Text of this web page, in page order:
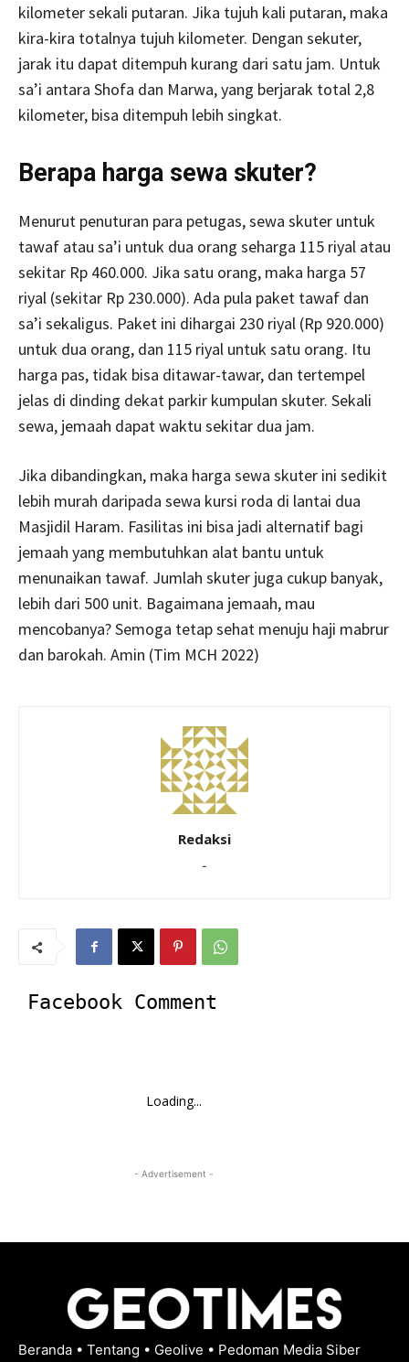
kilometer sekali putaran. Jika tujuh kali putaran, maka
kira-kira totalnya tujuh kilometer. Dengan sekuter,
jarak itu dapat ditempuh kurang dari satu jam. Untuk
sa’i antara Shofa dan Marwa, yang berjarak total 2,8
kilometer, bisa ditempuh lebih singkat.
Berapa harga sewa skuter?
Menurut penuturan para petugas, sewa skuter untuk
tawaf atau sa’i untuk dua orang seharga 115 riyal atau
sekitar Rp 460.000. Jika satu orang, maka harga 57
riyal (sekitar Rp 230.000). Ada pula paket tawaf dan
sa’i sekaligus. Paket ini dihargai 230 riyal (Rp 920.000)
untuk dua orang, dan 115 riyal untuk satu orang. Itu
harga pas, tidak bisa ditawar-tawar, dan tertempel
jelas di dinding dekat parkir kumpulan skuter. Sekali
sewa, jemaah dapat waktu sekitar dua jam.
Jika dibandingkan, maka harga sewa skuter ini sedikit
lebih murah daripada sewa kursi roda di lantai dua
Masjidil Haram. Fasilitas ini bisa jadi alternatif bagi
jemaah yang membutuhkan alat bantu untuk
menunaikan tawaf. Jumlah skuter juga cukup banyak,
lebih dari 500 unit. Bagaimana jemaah, mau
mencobanya? Semoga tetap sehat menuju haji mabrur
dan barokah. Amin (Tim MCH 2022)
Redaksi
-
Facebook Comment
Loading...
- Advertisement -
Beranda • Tentang • Geolive • Pedoman Media Siber